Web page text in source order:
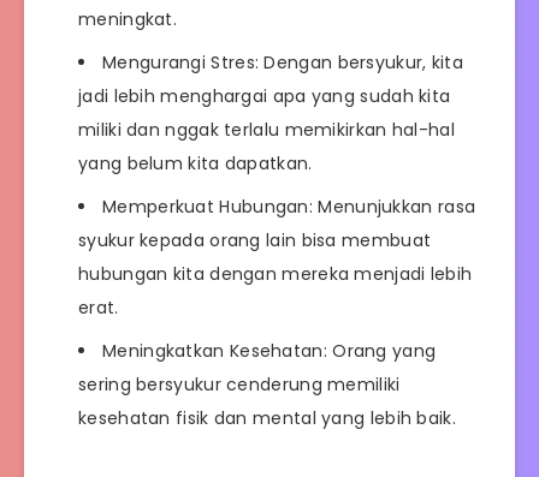
meningkat.
Mengurangi Stres: Dengan bersyukur, kita
jadi lebih menghargai apa yang sudah kita
miliki dan nggak terlalu memikirkan hal-hal
yang belum kita dapatkan.
Memperkuat Hubungan: Menunjukkan rasa
syukur kepada orang lain bisa membuat
hubungan kita dengan mereka menjadi lebih
erat.
Meningkatkan Kesehatan: Orang yang
sering bersyukur cenderung memiliki
kesehatan fisik dan mental yang lebih baik.